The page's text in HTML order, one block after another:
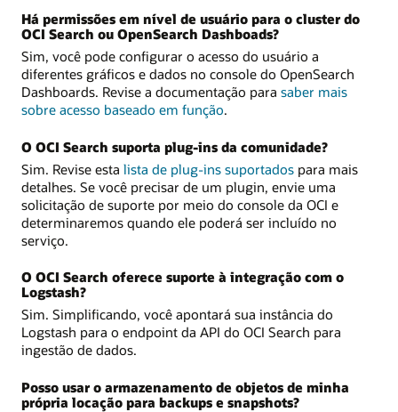
Há permissões em nível de usuário para o cluster do
OCI Search ou OpenSearch Dashboads?
Sim, você pode configurar o acesso do usuário a
diferentes gráficos e dados no console do OpenSearch
Dashboards. Revise a documentação para saber mais
sobre acesso baseado em função.
O OCI Search suporta plug-ins da comunidade?
Sim. Revise esta lista de plug-ins suportados para mais
detalhes. Se você precisar de um plugin, envie uma
solicitação de suporte por meio do console da OCI e
determinaremos quando ele poderá ser incluído no
serviço.
O OCI Search oferece suporte à integração com o
Logstash?
Sim. Simplificando, você apontará sua instância do
Logstash para o endpoint da API do OCI Search para
ingestão de dados.
Posso usar o armazenamento de objetos de minha
própria locação para backups e snapshots?